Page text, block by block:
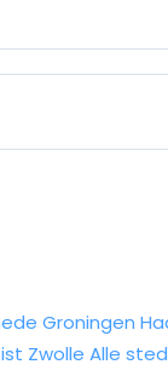
Groningen
Zwolle Alle